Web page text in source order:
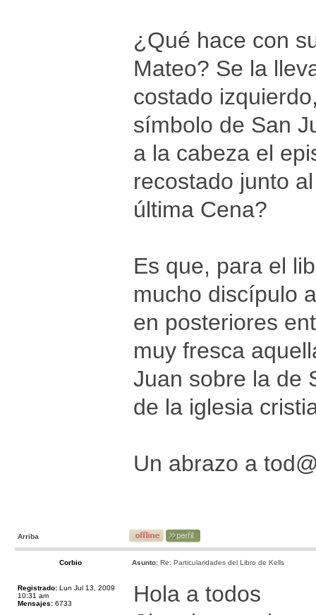
¿Qué hace con
Mateo? Se la
costado
símbolo de San
a la cabeza el
recostado junto
última Cena?
Es que, para el
mucho discípulo
en posteriores
muy fresca
Juan sobre la de
de la iglesia
Un abrazo a
Arriba
Corbio Asunto: Re: Particularidades del Libro de Kells
Registrado: Lun Jul 13, 2009
10:31 am
Mensajes: 6733
Hola a todos